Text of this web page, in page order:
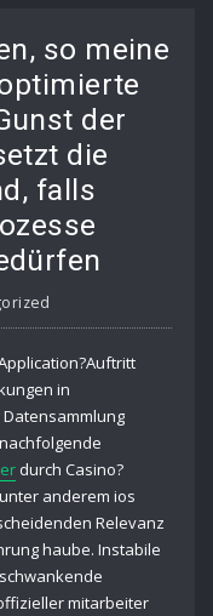
so meine
der
die
falls
in
durch Casino?
anderem ios
Relevanz
haube. Instabile
mitarbeiter